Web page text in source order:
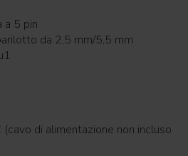
a 5 pin
da 2,5 mm/5,5 mm
di alimentazione non incluso